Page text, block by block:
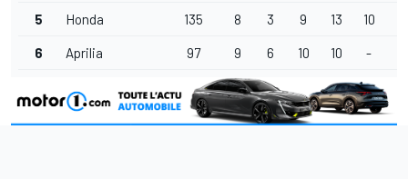
5 Honda 135 8 3 9 13 10
6 Aprilia 97 9 6 10 10 -